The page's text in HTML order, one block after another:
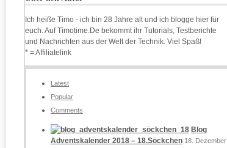
Ich heiße Timo - ich bin 28 Jahre alt und ich blogge hier für
euch. Auf Timotime.De bekommt ihr Tutorials, Testberichte
und Nachrichten aus der Welt der Technik. Viel Spaß!
* = Affiliatelink
Latest
Popular
Comments
Blog
Adventskalender 2018 – 18.Söckchen 18. Dezember